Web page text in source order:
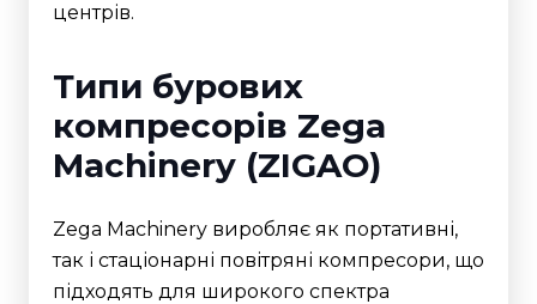
центрів.
Типи бурових
компресорів Zega
Machinery (ZIGAO)
Zega Machinery виробляє як портативні,
так і стаціонарні повітряні компресори, що
підходять для широкого спектра